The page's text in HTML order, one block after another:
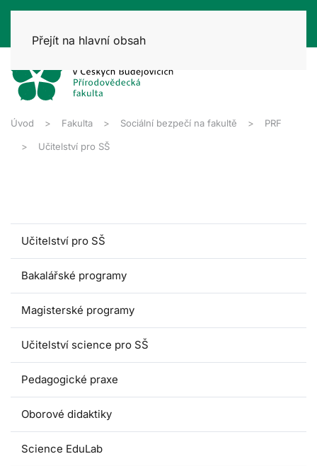
Přejít na hlavní obsah
Úvod Fakulta Sociální bezpečí na fakultě PRF
Učitelství pro SŠ
Učitelství pro SŠ
Bakalářské programy
Magisterské programy
Učitelství science pro SŠ
Pedagogické praxe
Oborové didaktiky
Science EduLab